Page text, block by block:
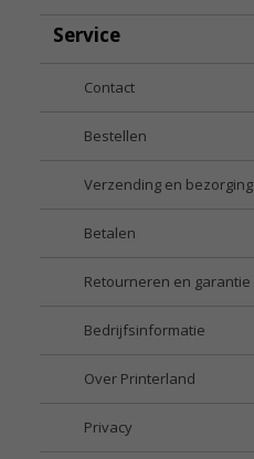
Service
Contact
Bestellen
Verzending en bezorging
Betalen
Retourneren en garantie
Bedrijfsinformatie
Over Printerland
Privacy